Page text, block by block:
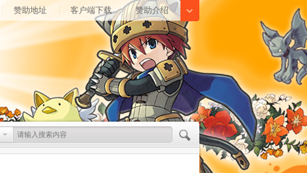
赞助地址 客户端下载 赞助介绍